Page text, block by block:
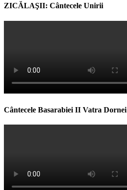
ZICĂLAŞII: Cântecele Unirii
Cântecele Basarabiei II Vatra Dornei